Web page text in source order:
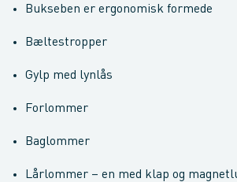
Bukseben er ergonomisk formede
Bæltestropper
Gylp med lynlås
Forlommer
Baglommer
Lårlommer – en med klap og